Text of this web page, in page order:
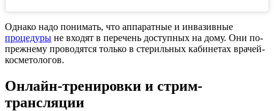
Однако надо понимать, что аппаратные и инвазивные
процедуры не входят в перечень доступных на дому. Они по-
прежнему проводятся только в стерильных кабинетах врачей-
косметологов.
Онлайн-тренировки и стрим-
трансляции